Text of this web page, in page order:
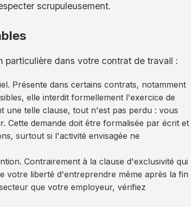
scrupuleusement.
particulière dans votre contrat de travail :
Présente dans certains contrats, notamment
elle interdit formellement l'exercice de
une telle clause, tout n'est pas perdu : vous
Cette demande doit être formalisée par écrit et
surtout si l'activité envisagée ne
Contrairement à la clause d'exclusivité qui
votre liberté d'entreprendre même après la fin
que votre employeur, vérifiez